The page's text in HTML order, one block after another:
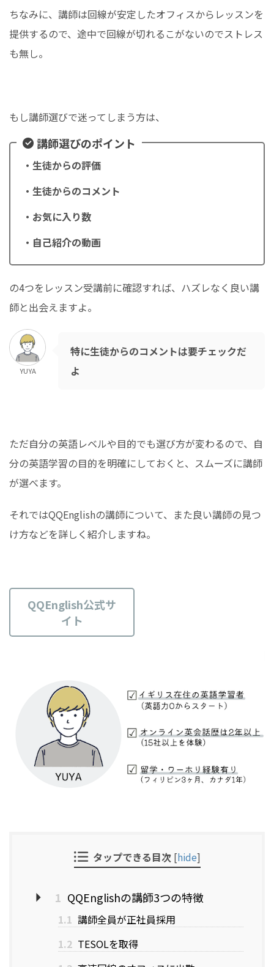
ちなみに、講師は回線が安定したオフィスからレッスンを
提供するので、途中で回線が切れるこがないのでストレス
も無し。
もし講師選びで迷ってしまう方は、
講師選びのポイント
・生徒からの評価
・生徒からのコメント
・お気に入り数
・自己紹介の動画
の4つをレッスン受講前に確認すれば、ハズレなく良い講
師と出会えますよ。
YUYA
特に生徒からのコメントは要チェックだ
よ
ただ自分の英語レベルや目的でも選び方が変わるので、自
分の英語学習の目的を明確にしておくと、スムーズに講師
が選べます。
それではQQEnglishの講師について、また良い講師の見つ
け方などを詳しく紹介しますね。
QQEnglish公式サ
イト
タップできる目次 [hide]
1 QQEnglishの講師3つの特徴
1.1 講師全員が正社員採用
1.2 TESOLを取得